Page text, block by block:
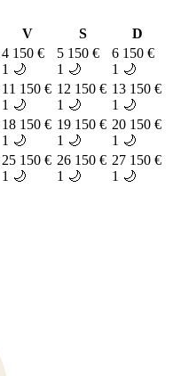
V S
D
4 150 €
1 🌙
5 150 €
1 🌙
6 150 €
1 🌙
11 150 €
1 🌙
12 150 €
1 🌙
13 150 €
1 🌙
18 150 €
1 🌙
19 150 €
1 🌙
20 150 €
1 🌙
25 150 €
1 🌙
26 150 €
1 🌙
27 150 €
1 🌙